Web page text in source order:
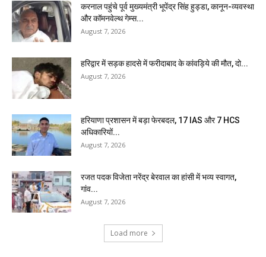
करनाल पहुंचे पूर्व मुख्यमंत्री भूपेंद्र सिंह हुड्डा, कानून-व्यवस्था
और कॉमनवेल्थ गेम्स...
August 7, 2026
हरिद्वार में सड़क हादसे में फरीदाबाद के कांवड़िये की मौत, दो...
August 7, 2026
हरियाणा प्रशासन में बड़ा फेरबदल, 17 IAS और 7 HCS
अधिकारियों...
August 7, 2026
रजत पदक विजेता नरेंद्र बेरवाल का हांसी में भव्य स्वागत,
गांव...
August 7, 2026
Load more